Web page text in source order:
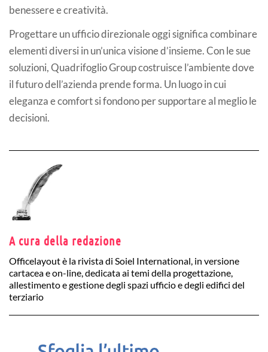
benessere e creatività.
Progettare un ufficio direzionale oggi significa combinare
elementi diversi in un’unica visione d’insieme. Con le sue
soluzioni, Quadrifoglio Group costruisce l’ambiente dove
il futuro dell’azienda prende forma. Un luogo in cui
eleganza e comfort si fondono per supportare al meglio le
decisioni.
A cura della redazione
Officelayout è la rivista di Soiel International, in versione
cartacea e on-line, dedicata ai temi della progettazione,
allestimento e gestione degli spazi ufficio e degli edifici del
terziario